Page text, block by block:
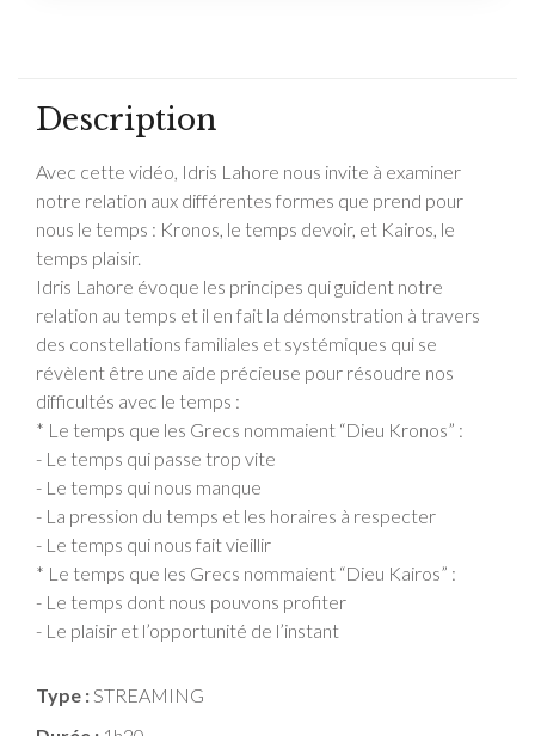
Description
Avec cette vidéo, Idris Lahore nous invite à examiner
notre relation aux différentes formes que prend pour
nous le temps : Kronos, le temps devoir, et Kairos, le
temps plaisir.
Idris Lahore évoque les principes qui guident notre
relation au temps et il en fait la démonstration à travers
des constellations familiales et systémiques qui se
révèlent être une aide précieuse pour résoudre nos
difficultés avec le temps :
* Le temps que les Grecs nommaient “Dieu Kronos” :
- Le temps qui passe trop vite
- Le temps qui nous manque
- La pression du temps et les horaires à respecter
- Le temps qui nous fait vieillir
* Le temps que les Grecs nommaient “Dieu Kairos” :
- Le temps dont nous pouvons profiter
- Le plaisir et l’opportunité de l’instant
Type :STREAMING